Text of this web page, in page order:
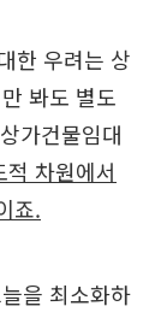
한 우려는 상
봐도 별도
가건물임대
적 차원에서
죠.
을 최소화하